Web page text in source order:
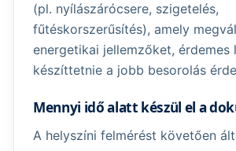
(pl. nyílászárócsere, szigetelés,
fűtéskorszerűsítés), amely
energetikai jellemzőket, érdemes
készíttetnie a jobb besorolás
Mennyi idő alatt készül el a
A helyszíni felmérést követően